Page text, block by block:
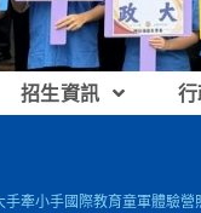
招生資訊
牽小手國際教育童軍體驗營